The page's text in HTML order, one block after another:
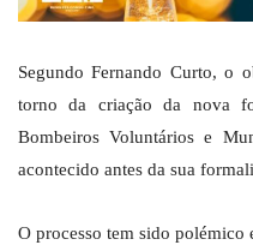
Segundo Fernando Curto, o
torno da criação da nova
Bombeiros Voluntários e
acontecido antes da sua
O processo tem sido polémico